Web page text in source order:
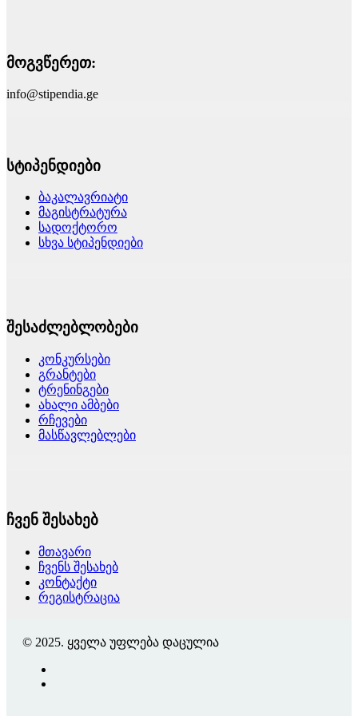
მოგვწერეთ:
info@stipendia.ge
სტიპენდიები
ბაკალავრიატი
მაგისტრატურა
სადოქტორო
სხვა სტიპენდიები
შესაძლებლობები
კონკურსები
გრანტები
ტრენინგები
ახალი ამბები
რჩევები
მასწავლებლები
ჩვენ შესახებ
მთავარი
ჩვენს შესახებ
კონტაქტი
რეგისტრაცია
© 2025. ყველა უფლება დაცულია